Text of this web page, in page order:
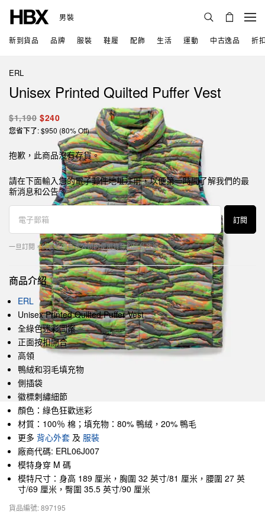
男裝
新到貨品 品牌 服裝 鞋履 配飾 生活 運動 中古逸品 折
ERL
Unisex Printed Quilted Puffer Vest
$1,190 $240
您省下了: $950 (80% Off)
抱歉，此商品沒有存貨。
請在下面輸入您的電子郵件地址注册，以便第一時間了解我們的最
新消息和公告。
訂閱
一旦訂閱，代表您同意本公司的使用條款和隱私政策。
商品介紹
ERL
Unisex Printed Quilted Puffer Vest
全綠色迷彩圖案
正面按扣開合
高領
鴨絨和羽毛填充物
側插袋
徽標刺繡細節
顏色：綠色狂歡迷彩
材質：100％ 棉；填充物：80% 鴨絨，20% 鴨毛
更多 背心外套 及 服裝
廠商代碼: ERL06J007
模特身穿 M 碼
模特尺寸：身高 189 厘米，胸圍 32 英寸/81 厘米，腰圍 27 英
寸/69 厘米，臀圍 35.5 英寸/90 厘米
貨品編號: 897195